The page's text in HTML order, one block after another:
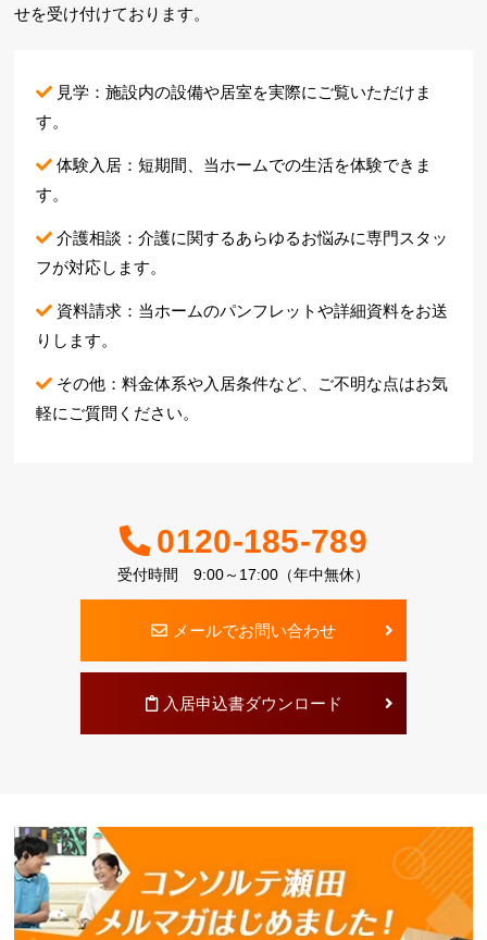
せを受け付けております。
見学：施設内の設備や居室を実際にご覧いただけま
す。
体験入居：短期間、当ホームでの生活を体験できま
す。
介護相談：介護に関するあらゆるお悩みに専門スタッ
フが対応します。
資料請求：当ホームのパンフレットや詳細資料をお送
りします。
その他：料金体系や入居条件など、ご不明な点はお気
軽にご質問ください。
0120-185-789
受付時間 9:00～17:00（年中無休）
メールでお問い合わせ
入居申込書ダウンロード